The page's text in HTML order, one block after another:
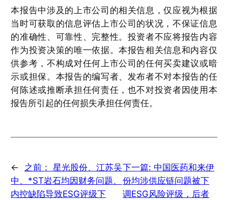
本报告中涉及的上市公司的相关信息，仅应视为根据
当时可获取的信息评估上市公司的状况，不保证信息
的准确性、可靠性、完整性。投资者不应将报告内容
作为投资决策的唯一依据。本报告相关信息和内容仅
供参考，不构成对任何上市公司的任何买卖建议或暗
示或担保。本报告的编写者、发布者不对本报告的任
何陈述或推断承担任何责任，也不对投资者因使用本
报告所引起的任何损失承担任何责任。
← 之前：星光股份、江苏吴
中、*ST岩石均因财务问题、
内控缺陷导致ESG评级下
下一篇: 中国医药和来伊
份均涉供应链问题被下
调ESG风险评级，后者